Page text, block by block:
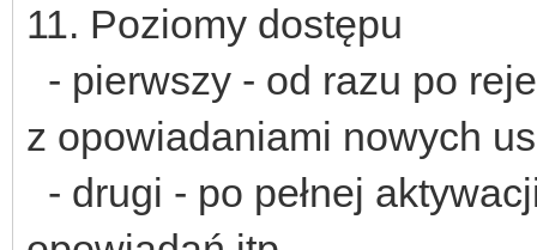
11. Poziomy dostępu
- pierwszy - od razu po
z opowiadaniami nowych
- drugi - po pełnej